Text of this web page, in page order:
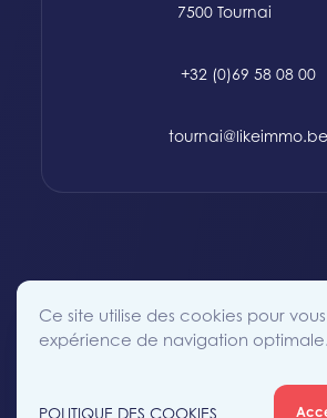
7500 Tournai
+32 (0)69 58 08 00
tournai@likeimmo.be
Politique des CookiesConditions
Ce site utilise des cookies pour
expérience de navigation optimale.
POLITIQUE DES COOKIES